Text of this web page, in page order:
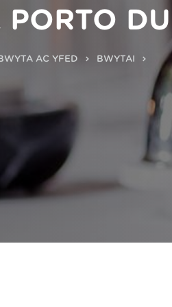
PORTO
AC YFED BWYTAI